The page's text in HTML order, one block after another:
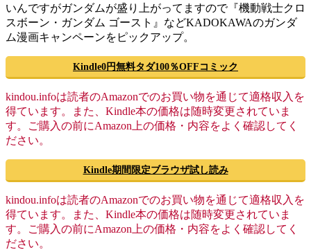
いんですがガンダムが盛り上がってますので『機動戦士クロ
スボーン・ガンダム ゴースト』などKADOKAWAのガンダ
ム漫画キャンペーンをピックアップ。
Kindle0円無料タダ100％OFFコミック
kindou.infoは読者のAmazonでのお買い物を通じて適格収入を
得ています。また、Kindle本の価格は随時変更されていま
す。ご購入の前にAmazon上の価格・内容をよく確認してく
ださい。
Kindle期間限定ブラウザ試し読み
kindou.infoは読者のAmazonでのお買い物を通じて適格収入を
得ています。また、Kindle本の価格は随時変更されていま
す。ご購入の前にAmazon上の価格・内容をよく確認してく
ださい。